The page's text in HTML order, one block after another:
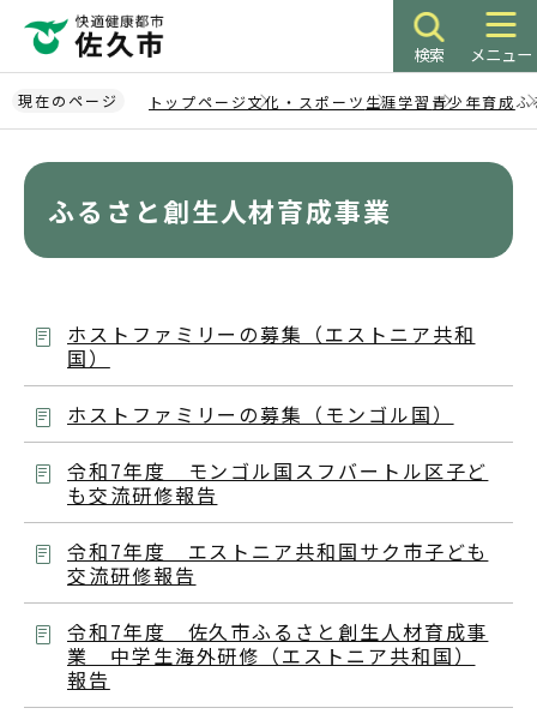
ペ
ー
ジ
検索 メニュー
現在のページ トップページ文化・スポーツ 生涯学習 青少年育成ふ
ふるさと創生人材育成事業
ホストファミリーの募集（エストニア共和
国）
ホストファミリーの募集（モンゴル国）
令和7年度 モンゴル国スフバートル区子ど
も交流研修報告
令和7年度 エストニア共和国サク市子ども
交流研修報告
令和7年度 佐久市ふるさと創生人材育成事
業 中学生海外研修（エストニア共和国）
報告